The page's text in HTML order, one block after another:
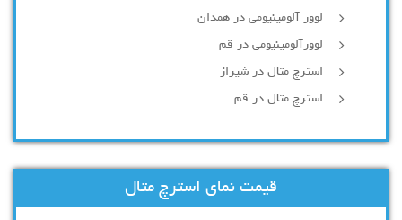
لوور آلومینیومی در همدان
لوورآلومینیومی در قم
استرچ متال در شیراز
استرچ متال در قم
قیمت نمای استرچ متال